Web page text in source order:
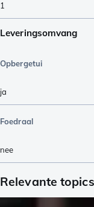
1
Leveringsomvang
Opbergetui
ja
Foedraal
nee
Relevante topics